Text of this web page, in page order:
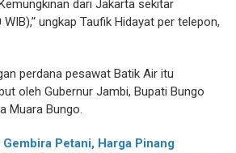
Kemungkinan dari Jakarta sekitar
ungkap Taufik Hidayat per telepon,
perdana pesawat Batik Air itu
oleh Gubernur Jambi, Bupati Bungo
Muara Bungo.
Gembira Petani, Harga Pinang